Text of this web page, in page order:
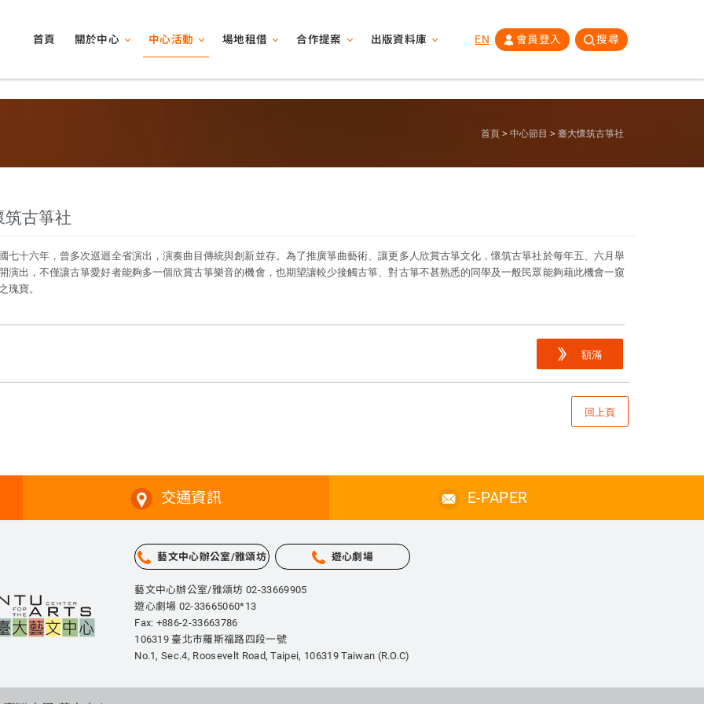
首頁 關於中心 中心活動 場地租借 合作提案 出版資料庫 EN 會員登入 搜尋
首頁 中心節目 臺大懷筑古箏社
筑古箏社
七十六年，曾多次巡迴全省演出，演奏曲目傳統與創新並存。為了推廣箏曲藝術、讓更多人欣賞古箏文化，懷筑古箏社於每年五、六月舉
演出，不僅讓古箏愛好者能夠多一個欣賞古箏樂音的機會，也期望讓較少接觸古箏、對古箏不甚熟悉的同學及一般民眾能夠藉此機會一窺
瑰寶。
額滿
回上頁
交通資訊 E-PAPER
藝文中心辦公室/雅頌坊 遊心劇場
藝文中心辦公室/雅頌坊 02-33669905
遊心劇場 02-33665060*13
Fax: +886-2-33663786
106319 臺北市羅斯福路四段一號
No.1, Sec.4, Roosevelt Road, Taipei, 106319 Taiwan (R.O.C)